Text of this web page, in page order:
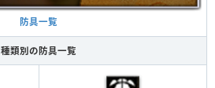
防具一覧
種類別の防具一覧